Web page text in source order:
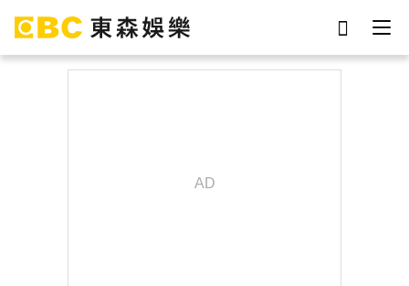
下載東森App，隨時掌握天下大小事！